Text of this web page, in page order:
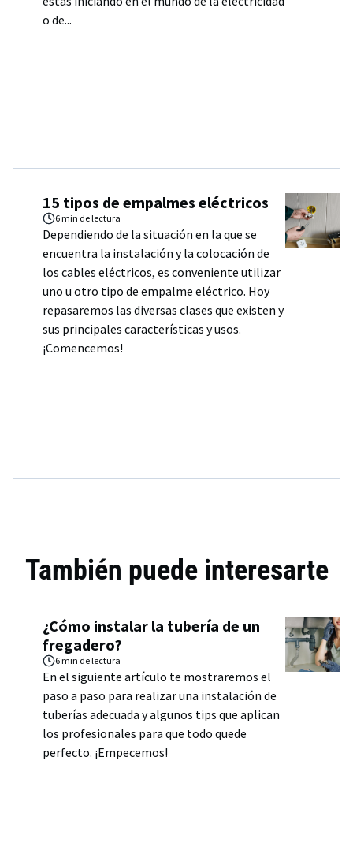
o de...
15 tipos de empalmes eléctricos
6 min de lectura
Dependiendo de la situación en la que se
encuentra la instalación y la colocación de
los cables eléctricos, es conveniente utilizar
uno u otro tipo de empalme eléctrico. Hoy
repasaremos las diversas clases que existen y
sus principales características y usos.
¡Comencemos!
También puede interesarte
¿Cómo instalar la tubería de un
fregadero?
6 min de lectura
En el siguiente artículo te mostraremos el
paso a paso para realizar una instalación de
tuberías adecuada y algunos tips que aplican
los profesionales para que todo quede
perfecto. ¡Empecemos!